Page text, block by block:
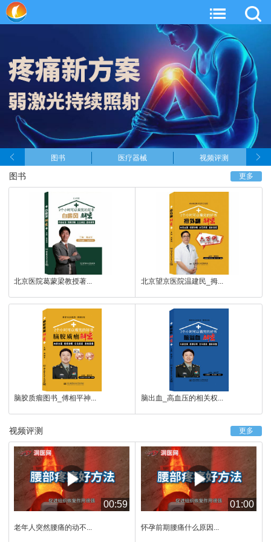
图书 医疗器械 视频评测
更多
图书
北京医院葛蒙梁教授著... 北京望京医院温建民_拇...
脑胶质瘤图书_傅相平神... 脑出血_高血压的相关权...
更多
视频评测
00:59
老年人突然腰痛的动不...
01:00
怀孕前期腰痛什么原因...